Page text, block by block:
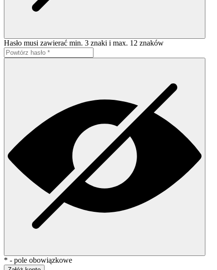
Hasło musi zawierać min. 3 znaki i max. 12 znaków
* - pole obowiązkowe